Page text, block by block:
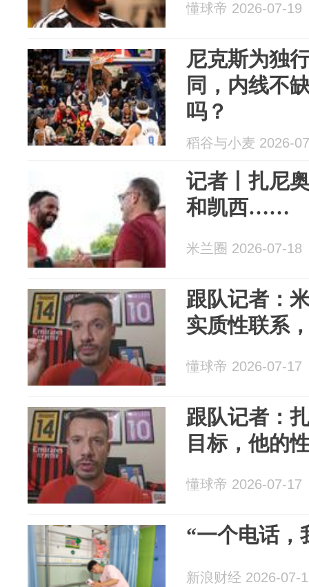
懂球帝 2026-07-19
尼克斯为独
同，内线不
吗？
稻谷与小麦 2026-
记者丨扎尼
和凯西……
米兰圈 2026-07-18
跟队记者：
实质性联系
懂球帝 2026-07-17
跟队记者：
目标，他的
懂球帝 2026-07-17
“一个电话，
新浪财经 2026-07-